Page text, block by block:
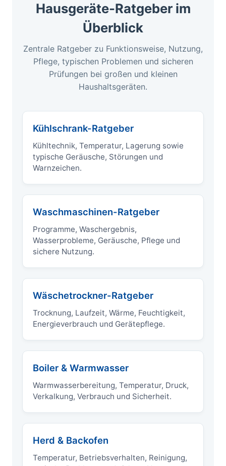
Hausgeräte-Ratgeber im
Überblick
Zentrale Ratgeber zu Funktionsweise, Nutzung,
Pflege, typischen Problemen und sicheren
Prüfungen bei großen und kleinen
Haushaltsgeräten.
Kühlschrank-Ratgeber
Kühltechnik, Temperatur, Lagerung sowie
typische Geräusche, Störungen und
Warnzeichen.
Waschmaschinen-Ratgeber
Programme, Waschergebnis,
Wasserprobleme, Geräusche, Pflege und
sichere Nutzung.
Wäschetrockner-Ratgeber
Trocknung, Laufzeit, Wärme, Feuchtigkeit,
Energieverbrauch und Gerätepflege.
Boiler & Warmwasser
Warmwasserbereitung, Temperatur, Druck,
Verkalkung, Verbrauch und Sicherheit.
Herd & Backofen
Temperatur, Betriebsverhalten, Reinigung,